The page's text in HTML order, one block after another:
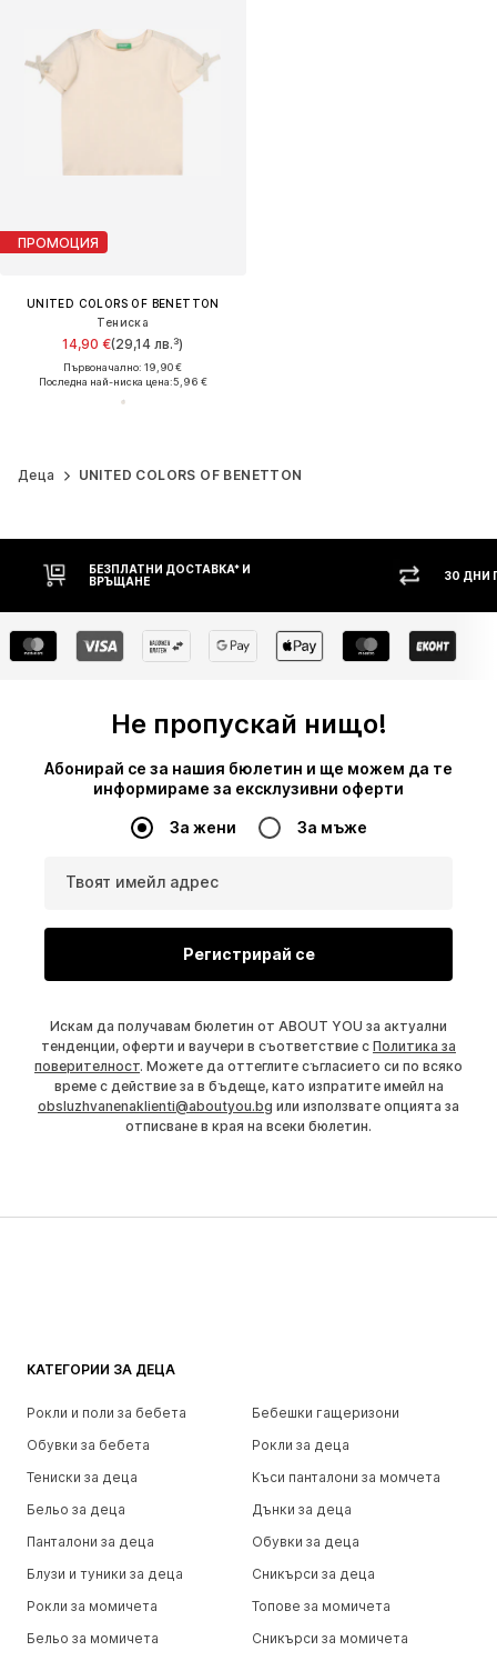
ПРОМОЦИЯ
UNITED COLORS OF BENETTON
Тениска
14,90 €(29,14 лв.³)
Първоначално: 19,90 €
Последна най-ниска цена:5,96 €
Деца UNITED COLORS OF BENETTON
БЕЗПЛАТНИ ДОСТАВКА* И
ВРЪЩАНЕ
30 ДНИ
Не пропускай нищо!
Абонирай се за нашия бюлетин и ще можем да те
информираме за ексклузивни оферти
За жени За мъже
Твоят имейл адрес
Регистрирай се
Искам да получавам бюлетин от ABOUT YOU за актуални
тенденции, оферти и ваучери в съответствие с Политика за
поверителност. Можете да оттеглите съгласието си по всяко
време с действие за в бъдеще, като изпратите имейл на
obsluzhvanenaklienti@aboutyou.bg или използвате опцията за
отписване в края на всеки бюлетин.
КАТЕГОРИИ ЗА ДЕЦА
Рокли и поли за бебета
Бебешки гащеризони
Обувки за бебета
Рокли за деца
Тениски за деца
Къси панталони за момчета
Бельо за деца
Дънки за деца
Панталони за деца
Обувки за деца
Блузи и туники за деца
Сникърси за деца
Рокли за момичета
Топове за момичета
Бельо за момичета
Сникърси за момичета